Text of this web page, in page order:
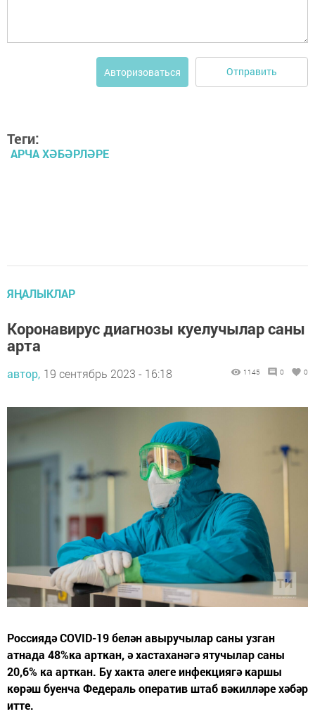
Авторизоваться Отправить
Теги:
АРЧА ХӘБӘРЛӘРЕ
ЯҢАЛЫКЛАР
Коронавирус диагнозы куелучылар саны
арта
автор, 19 сентябрь 2023 - 16:18 1145 0 0
Россиядә COVID-19 белән авыручылар саны узган
атнада 48%ка арткан, ә хастаханәгә ятучылар саны
20,6% ка арткан. Бу хакта әлеге инфекциягә каршы
көрәш буенча Федераль оператив штаб вәкилләре хәбәр
итте.